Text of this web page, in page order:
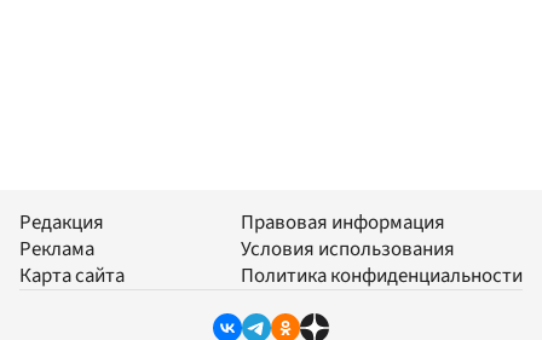
Редакция
Реклама
Карта сайта
Правовая информация
Условия использования
Политика конфиденциальности